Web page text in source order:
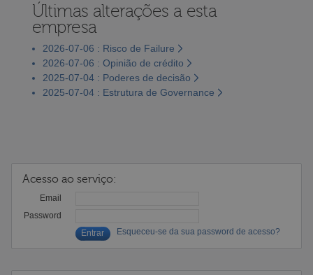
Últimas alterações a esta
empresa
2026-07-06 : Risco de Failure
2026-07-06 : Opinião de crédito
2025-07-04 : Poderes de decisão
2025-07-04 : Estrutura de Governance
Acesso ao serviço:
Email
Password
Esqueceu-se da sua password de acesso?